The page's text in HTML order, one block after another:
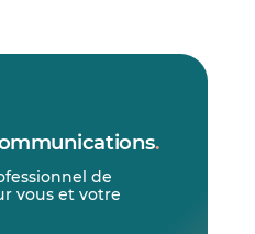
.
de
vous et votre